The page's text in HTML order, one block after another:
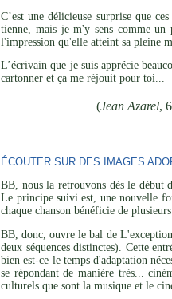
C’est une délicieuse surprise que
tienne, mais je m'y sens comme un
l'impression qu'elle atteint sa pleine
L’écrivain que je suis apprécie
cartonner et ça me réjouit pour toi...
(Jean Azarel,
ÉCOUTER SUR DES IMAGES
BB, nous la retrouvons dès le début
Le principe suivi est, une nouvelle
chaque chanson bénéficie de
BB, donc, ouvre le bal de
deux séquences distinctes). Cette
bien est-ce le temps d'adaptation
se répondant de manière très...
culturels que sont la musique et le